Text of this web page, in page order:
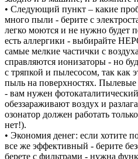
• Следующий пункт – какие
много пыли - берите с
легко моются и не нужно будет
есть аллергики - выбирайте
самые мелкие частички с
справляются ионизаторы - но
с тряпкой и пылесосом, так как
пыль на поверхностях.
- вам нужен
обеззараживают воздух и
озонатор должен работать
нет!).
• Экономия денег: если хотите
все же эффективный - берите
берете с фильтрами - нужна